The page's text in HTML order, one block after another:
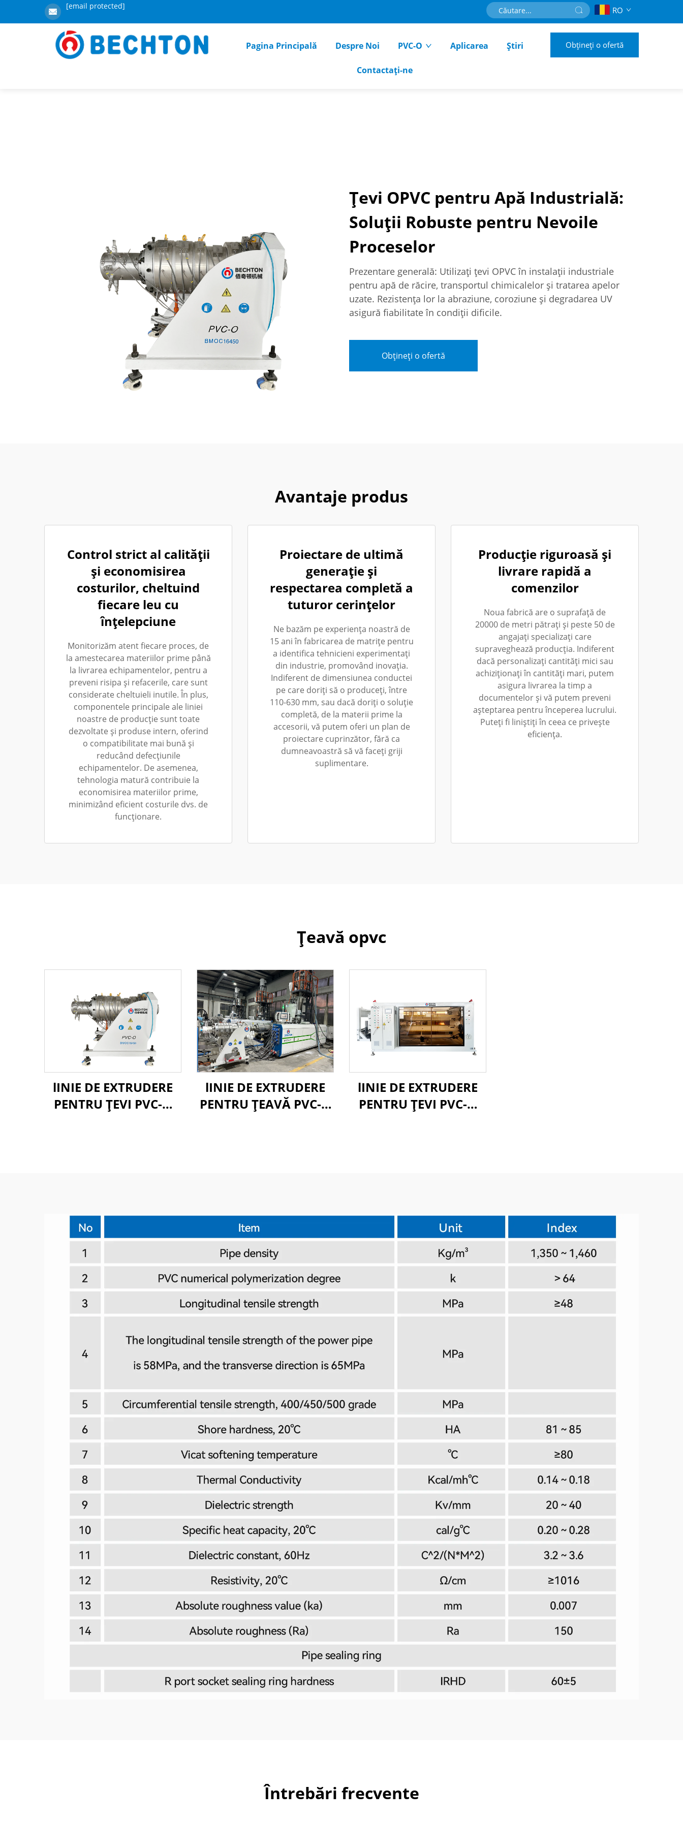
[email protected] RO
Pagina Principală Despre Noi PVC-O Aplicarea Știri
Contactați-ne
Obțineți o ofertă
Țevi OPVC pentru Apă Industrială:
Soluții Robuste pentru Nevoile
Proceselor
Prezentare generală: Utilizați țevi OPVC în instalații industriale
pentru apă de răcire, transportul chimicalelor și tratarea apelor
uzate. Rezistența lor la abraziune, coroziune și degradarea UV
asigură fiabilitate în condiții dificile.
Obțineți o ofertă
Avantaje produs
Control strict al calității
și economisirea
costurilor, cheltuind
fiecare leu cu
înțelepciune
Monitorizăm atent fiecare proces, de
la amestecarea materiilor prime până
la livrarea echipamentelor, pentru a
preveni risipa și refacerile, care sunt
considerate cheltuieli inutile. În plus,
componentele principale ale liniei
noastre de producție sunt toate
dezvoltate și produse intern, oferind
o compatibilitate mai bună și
reducând defecțiunile
echipamentelor. De asemenea,
tehnologia matură contribuie la
economisirea materiilor prime,
minimizând eficient costurile dvs. de
funcționare.
Proiectare de ultimă
generație și
respectarea completă a
tuturor cerințelor
Ne bazăm pe experiența noastră de
15 ani în fabricarea de matrițe pentru
a identifica tehnicieni experimentați
din industrie, promovând inovația.
Indiferent de dimensiunea conductei
pe care doriți să o produceți, între
110-630 mm, sau dacă doriți o soluție
completă, de la materii prime la
accesorii, vă putem oferi un plan de
proiectare cuprinzător, fără ca
dumneavoastră să vă faceți griji
suplimentare.
Producție riguroasă și
livrare rapidă a
comenzilor
Noua fabrică are o suprafață de
20000 de metri pătrați și peste 50 de
angajați specializați care
supraveghează producția. Indiferent
dacă personalizați cantități mici sau
achiziționați în cantități mari, putem
asigura livrarea la timp a
documentelor și vă putem preveni
așteptarea pentru începerea lucrului.
Puteți fi liniștiți în ceea ce privește
eficiența.
Țeavă opvc
lINIE DE EXTRUDERE
PENTRU ȚEVI PVC-O
lINIE DE EXTRUDERE
PENTRU ȚEAVĂ PVC-O
lINIE DE EXTRUDERE
PENTRU ŢEVI PVC-O
Întrebări frecvente